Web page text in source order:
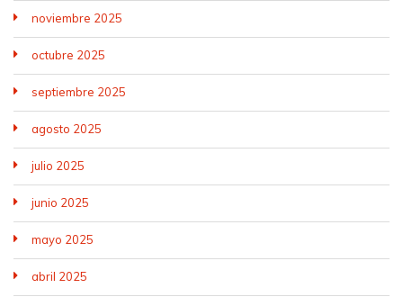
noviembre 2025
octubre 2025
septiembre 2025
agosto 2025
julio 2025
junio 2025
mayo 2025
abril 2025